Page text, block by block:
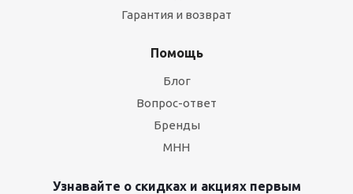
Гарантия и возврат
Помощь
Блог
Вопрос-ответ
Бренды
МНН
Узнавайте о скидках и акциях первым